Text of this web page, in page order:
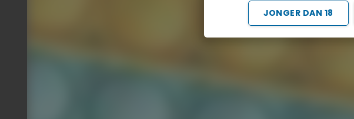
JONGER DAN 18